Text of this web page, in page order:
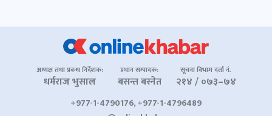
अध्यक्ष तथा प्रबन्ध निर्देशक:
धर्मराज भुसाल
प्रधान सम्पादक:
बसन्त बस्नेत
सूचना विभाग दर्ता नं.
२१४ / ०७३–७४
+977-1-4790176, +977-1-4796489